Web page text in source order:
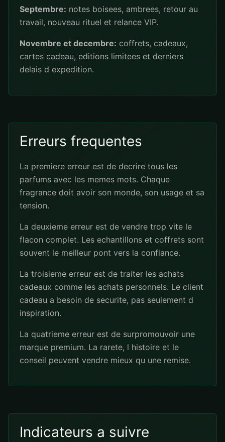
Septembre: notes boisees, ambrees, retour au
travail, nouveau rituel et relance VIP.
Novembre et decembre: coffrets, cadeaux,
cartes cadeau, editions limitees et derniers
delais d expedition.
Erreurs frequentes
La premiere erreur est de decrire tous les
parfums avec les memes mots. Chaque
fragrance doit avoir son monde, son usage et sa
tension.
La deuxieme erreur est de vendre trop vite le
flacon complet. Les echantillons et coffrets sont
souvent le meilleur pont vers la confiance.
La troisieme erreur est de traiter les achats
cadeaux comme les achats personnels. Le client
cadeau a besoin de securite, pas seulement d
inspiration.
La quatrieme erreur est de surpromouvoir une
marque premium. La rarete, l histoire et le
conseil peuvent vendre mieux qu une remise.
Indicateurs a suivre